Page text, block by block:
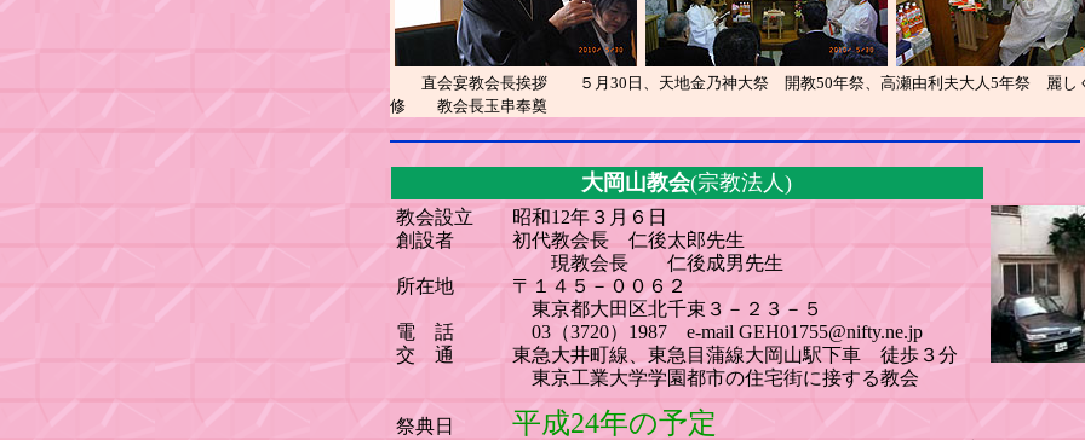
直会宴教会長挨拶 ５月30日、天地金乃神大祭 開教50年祭、高瀬由利夫大人5年祭 麗し
修 教会長玉串奉奠
大岡山教会(宗教法人)
教会設立 昭和12年３月６日
創設者 初代教会長 仁後太郎先生
現教会長 仁後成男先生
所在地 〒１４５－００６２
東京都大田区北千束３－２３－５
電 話 03（3720）1987 e-mail GEH01755@nifty.ne.jp
交 通 東急大井町線、東急目蒲線大岡山駅下車 徒歩３分
東京工業大学学園都市の住宅街に接する教会
祭典日 平成24年の予定